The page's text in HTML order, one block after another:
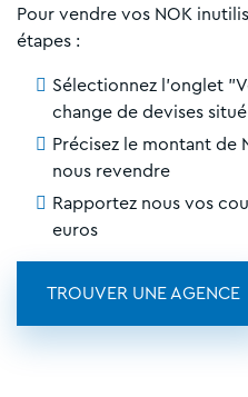
Pour vendre vos NOK
étapes :
Sélectionnez l'onglet
change de devises
Précisez le montant de
nous revendre
Rapportez nous vos
euros
TROUVER UNE AGENCE